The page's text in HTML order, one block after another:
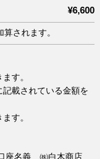
¥6,600
されます。
す。
載されている金額を
す。
座名義 ㈱白木商店